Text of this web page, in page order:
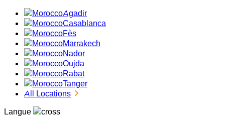
Agadir
Casablanca
Fès
Marrakech
Nador
Oujda
Rabat
Tanger
All Locations
Langue